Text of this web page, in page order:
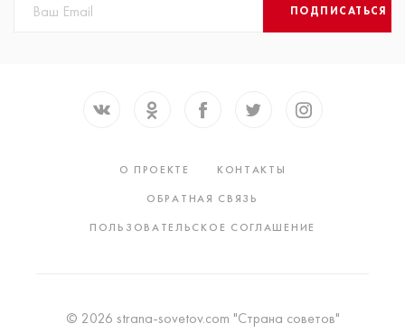
ПОДПИСАТЬСЯ
О ПРОЕКТЕ
КОНТАКТЫ
ОБРАТНАЯ СВЯЗЬ
ПОЛЬЗОВАТЕЛЬСКОЕ СОГЛАШЕНИЕ
© 2026 strana-sovetov.com "Страна советов"